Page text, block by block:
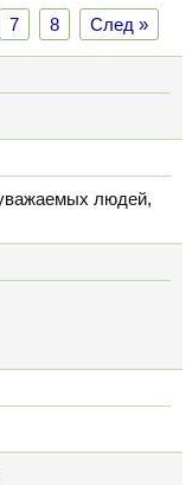
7 8 След »
людей,